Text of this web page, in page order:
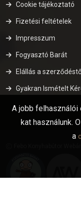
Cookie tájékoztató
Fizetési feltételek
Impresszum
Fogyasztó Barát
Elállás a
Gyakran Ismételt
A jobb felhasználói
kat használunk.
a